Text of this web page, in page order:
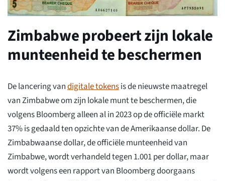
Zimbabwe probeert zijn lokale
munteenheid te beschermen
De lancering vandigitale tokensis de nieuwste maatregel
van Zimbabwe om zijn lokale munt te beschermen, die
volgens Bloomberg alleen al in 2023 op de officiële markt
37% is gedaald ten opzichte van de Amerikaanse dollar. De
Zimbabwaanse dollar, de officiële munteenheid van
Zimbabwe, wordt verhandeld tegen 1.001 per dollar, maar
wordt volgens een rapport van Bloomberg doorgaans